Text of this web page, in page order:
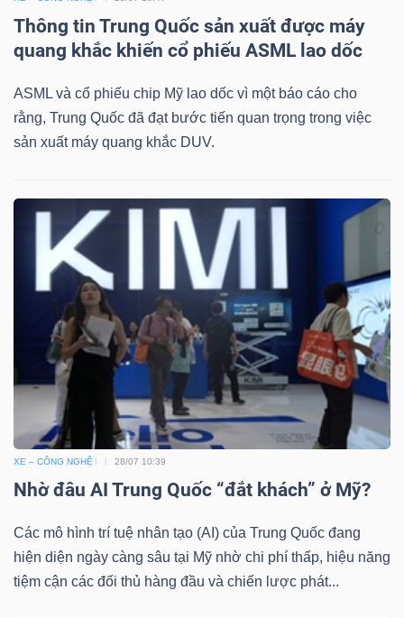
Thông tin Trung Quốc sản xuất được máy
quang khắc khiến cổ phiếu ASML lao dốc
ASML và cổ phiếu chip Mỹ lao dốc vì một báo cáo cho
rằng, Trung Quốc đã đạt bước tiến quan trọng trong việc
sản xuất máy quang khắc DUV.
XE – CÔNG NGHỆ 28/07 10:39
Nhờ đâu AI Trung Quốc “đắt khách” ở Mỹ?
Các mô hình trí tuệ nhân tạo (AI) của Trung Quốc đang
hiện diện ngày càng sâu tại Mỹ nhờ chi phí thấp, hiệu năng
tiệm cận các đối thủ hàng đầu và chiến lược phát...